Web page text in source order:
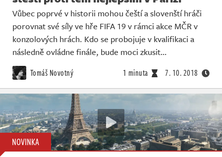
Vůbec poprvé v historii mohou čeští a slovenští hráči
porovnat své síly ve hře FIFA 19 v rámci akce MČR v
konzolových hrách. Kdo se probojuje v kvalifikaci a
následně ovládne finále, bude moci zkusit…
Tomáš Novotný 1 minuta 7. 10. 2018
NOVINKA